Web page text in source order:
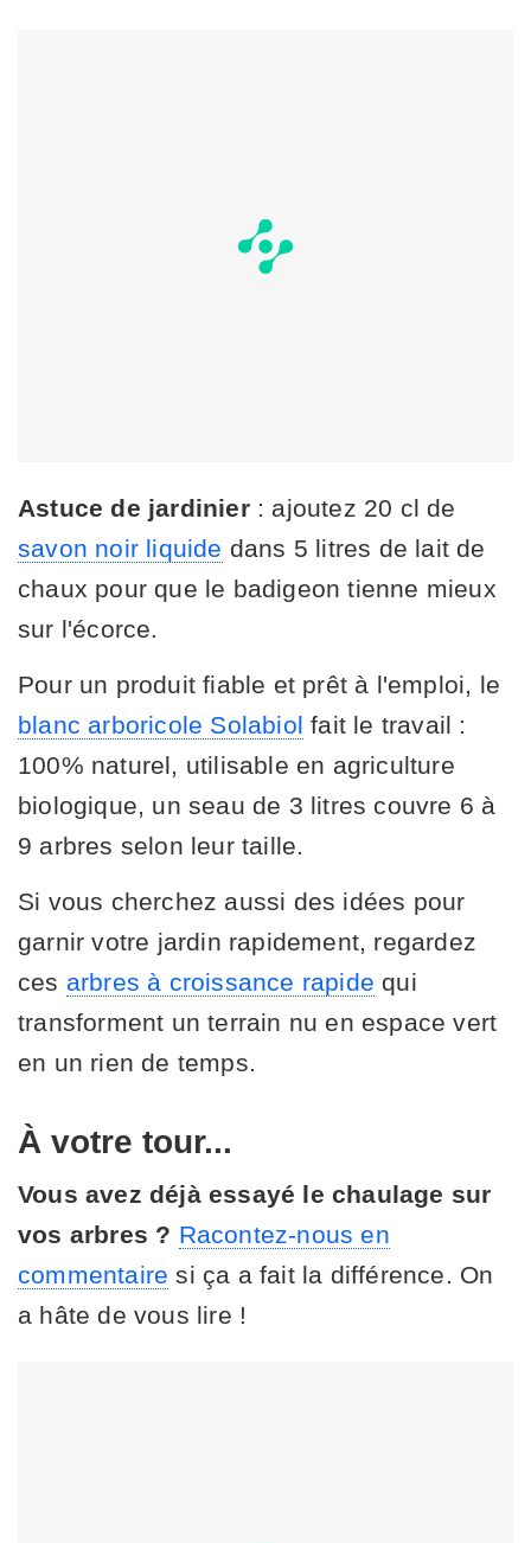
Astuce de jardinier: ajoutez 20 cl de
savon noir liquide dans 5 litres de lait de
chaux pour que le badigeon tienne mieux
sur l'écorce.
Pour un produit fiable et prêt à l'emploi, le
blanc arboricole Solabiol fait le travail :
100% naturel, utilisable en agriculture
biologique, un seau de 3 litres couvre 6 à
9 arbres selon leur taille.
Si vous cherchez aussi des idées pour
garnir votre jardin rapidement, regardez
ces arbres à croissance rapide qui
transforment un terrain nu en espace vert
en un rien de temps.
À votre tour...
Vous avez déjà essayé le chaulage sur
vos arbres ? Racontez-nous en
commentaire si ça a fait la différence. On
a hâte de vous lire !